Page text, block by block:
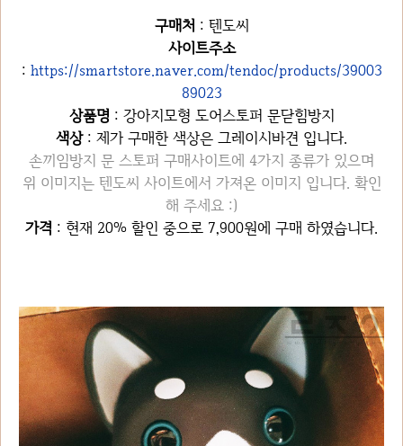
구매처 : 텐도씨
사이트주소
: https://smartstore.naver.com/tendoc/products/39003
89023
상품명 : 강아지모형 도어스토퍼 문닫힘방지
색상: 제가 구매한 색상은 그레이시바견 입니다.
손끼임방지 문 스토퍼 구매사이트에 4가지 종류가 있으며
위 이미지는 텐도씨 사이트에서 가져온 이미지 입니다. 확인
해 주세요 :)
가격 : 현재 20% 할인 중으로 7,900원에 구매 하였습니다.